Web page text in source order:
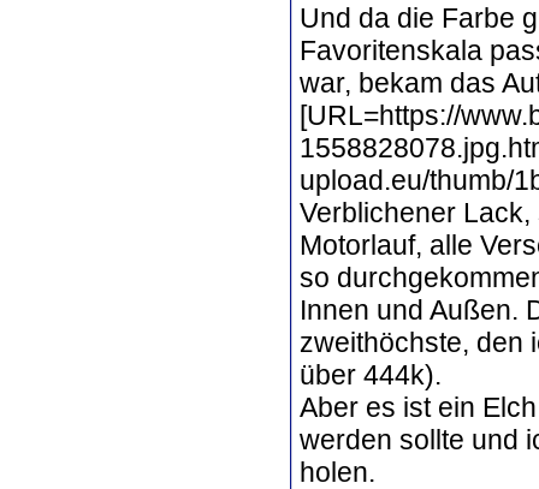
Und da die Farbe
Favoritenskala
war, bekam das
[URL=https://
upload.eu/thumb/
Verblichener
Motorlauf, alle
so
Innen und Außen.
zweithöchste, den
über 444k).
Aber es ist ein
werden sollte und
holen.